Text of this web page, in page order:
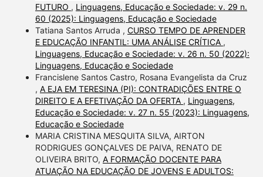
FUTURO , Linguagens, Educação e Sociedade: v. 29 n.
60 (2025): Linguagens, Educação e Sociedade
Tatiana Santos Arruda , CURSO TEMPO DE APRENDER
E EDUCAÇÃO INFANTIL: UMA ANÁLISE CRÍTICA ,
Linguagens, Educação e Sociedade: v. 26 n. 50 (2022):
Linguagens, Educação e Sociedade
Francislene Santos Castro, Rosana Evangelista da Cruz
, A EJA EM TERESINA (PI): CONTRADIÇÕES ENTRE O
DIREITO E A EFETIVAÇÃO DA OFERTA , Linguagens,
Educação e Sociedade: v. 27 n. 55 (2023): Linguagens,
Educação e Sociedade
MARIA CRISTINA MESQUITA SILVA, AIRTON
RODRIGUES GONÇALVES DE PAIVA, RENATO DE
OLIVEIRA BRITO, A FORMAÇÃO DOCENTE PARA
ATUAÇÃO NA EDUCAÇÃO DE JOVENS E ADULTOS: